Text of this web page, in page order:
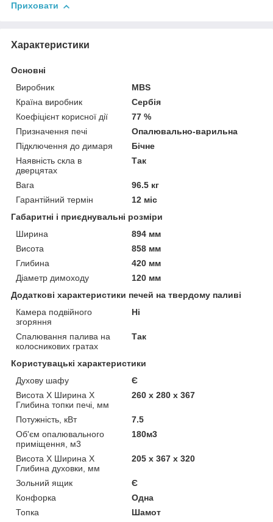
Приховати
Характеристики
Основні
Виробник
MBS
Країна виробник
Сербія
Коефіцієнт корисної дії
77 %
Призначення печі
Опалювально-варильна
Підключення до димаря
Бічне
Наявність скла в
дверцятах
Так
Вага
96.5 кг
Гарантійний термін
12 міс
Габаритні і приєднувальні розміри
Ширина
894 мм
Висота
858 мм
Глибина
420 мм
Діаметр димоходу
120 мм
Додаткові характеристики печей на твердому паливі
Камера подвійного
згоряння
Ні
Спалювання палива на
колосникових гратах
Так
Користувацькі характеристики
Духову шафу
Є
Висота Х Ширина Х
Глибина топки печі, мм
260 х 280 х 367
Потужність, кВт
7.5
Об'єм опалювального
приміщення, м3
180м3
Висота Х Ширина Х
Глибина духовки, мм
205 х 367 х 320
Зольний ящик
Є
Конфорка
Одна
Топка
Шамот